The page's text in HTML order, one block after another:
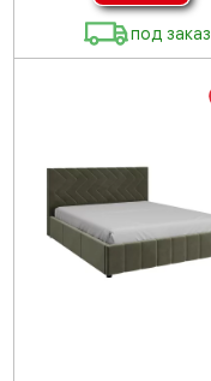
под заказ